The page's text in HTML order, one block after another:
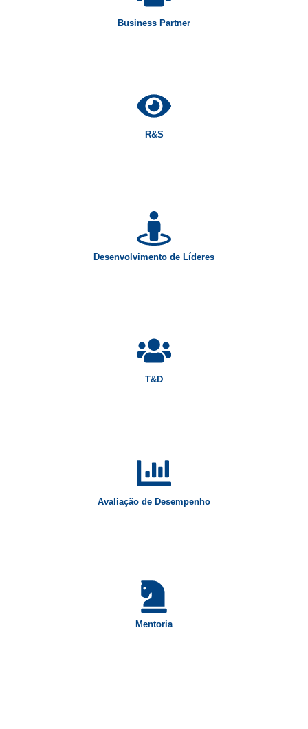
Business Partner
R&S
Desenvolvimento de Líderes
T&D
Avaliação de Desempenho
Mentoria